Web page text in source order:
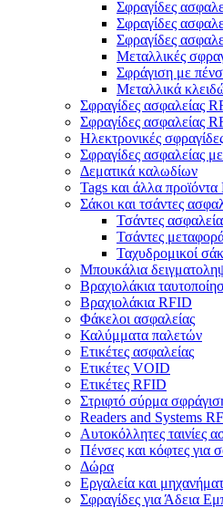
Σφραγίδες
Σφραγίδες
Σφραγίδες
Μεταλλικές
Σφράγιση με
Μεταλλικά
Σφραγίδες ασφαλείας
Σφραγίδες ασφαλείας
Ηλεκτρονικές
Σφραγίδες ασφαλείας
Δεματικά καλωδίων
Tags και άλλα
Σάκοι και τσάντες
Τσάντες
Τσάντες
Ταχυδρομικοί
Μπουκάλια
Βραχιολάκια
Βραχιολάκια RFID
Φάκελοι ασφαλείας
Καλύμματα παλετών
Ετικέτες ασφαλείας
Ετικέτες VOID
Ετικέτες RFID
Στριφτό σύρμα
Readers and Systems
Αυτοκόλλητες ταινίες
Πένσες και κόφτες για
Δώρα
Εργαλεία και
Σφραγίδες για Άδεια